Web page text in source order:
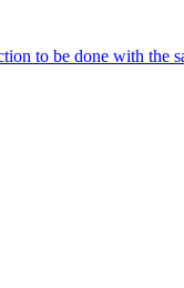
to be done with the